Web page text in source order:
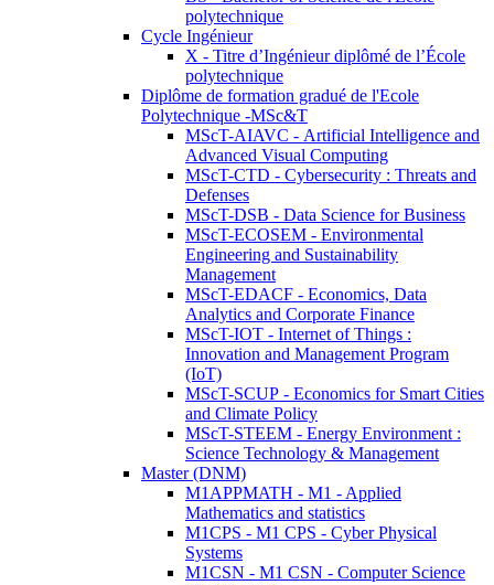
polytechnique
Cycle Ingénieur
X - Titre d’Ingénieur diplômé de l’École
polytechnique
Diplôme de formation gradué de l'Ecole
Polytechnique -MSc&T
MScT-AIAVC - Artificial Intelligence and
Advanced Visual Computing
MScT-CTD - Cybersecurity : Threats and
Defenses
MScT-DSB - Data Science for Business
MScT-ECOSEM - Environmental
Engineering and Sustainability
Management
MScT-EDACF - Economics, Data
Analytics and Corporate Finance
MScT-IOT - Internet of Things :
Innovation and Management Program
(IoT)
MScT-SCUP - Economics for Smart Cities
and Climate Policy
MScT-STEEM - Energy Environment :
Science Technology & Management
Master (DNM)
M1APPMATH - M1 - Applied
Mathematics and statistics
M1CPS - M1 CPS - Cyber Physical
Systems
M1CSN - M1 CSN - Computer Science